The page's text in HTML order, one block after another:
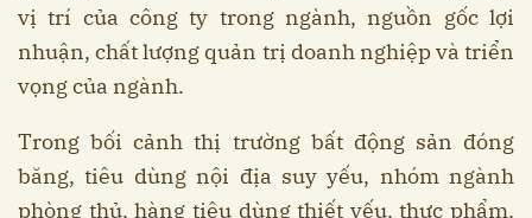
vị trí của công ty trong ngành, nguồn gốc lợi
nhuận, chất lượng quản trị doanh nghiệp và triển
vọng của ngành.
Trong bối cảnh thị trường bất động sản đóng
băng, tiêu dùng nội địa suy yếu, nhóm ngành
phòng thủ, hàng tiêu dùng thiết yếu, thực phẩm,